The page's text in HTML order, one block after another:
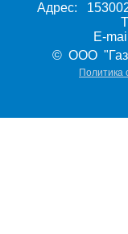
Адрес:
E-
© ООО
Политика